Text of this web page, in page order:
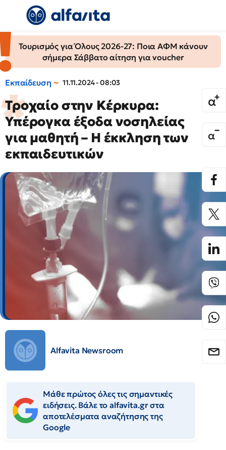
Τουρισμός για Όλους 2026-27: Ποια ΑΦΜ κάνουν
σήμερα Σάββατο αίτηση για voucher
Εκπαίδευση 11.11.2024 - 08:03
Τροχαίο στην Κέρκυρα:
Υπέρογκα έξοδα νοσηλείας
για μαθητή – Η έκκληση των
εκπαιδευτικών
Alfavita Newsroom
Μάθε πρώτος όλες τις σημαντικές
ειδήσεις. Βάλε το alfavita.gr στα
αποτελέσματα αναζήτησης της
Google